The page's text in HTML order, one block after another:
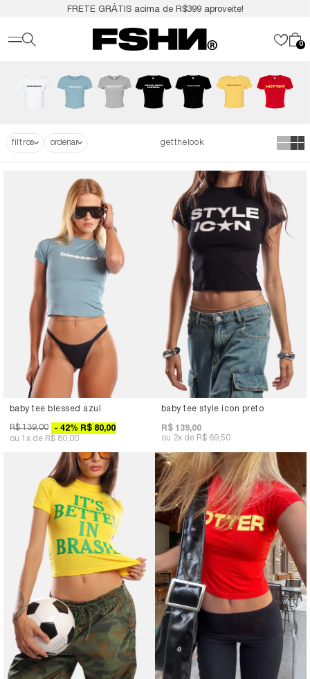
FRETE GRÁTIS acima de R$399 aproveite!
0
getthelook
filtros
baby tee blessed azul
R$ 139,00 R$ 80,00
42%
1x R$ 80,00
baby tee style icon preto
R$ 139,00
2x R$ 69,50